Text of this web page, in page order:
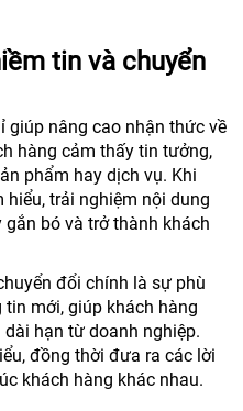
tin và chuyển
giúp nâng cao nhận thức về
hàng cảm thấy tin tưởng,
phẩm hay dịch vụ. Khi
trải nghiệm nội dung
bó và trở thành khách
đổi chính là sự phù
mới, giúp khách hàng
hạn từ doanh nghiệp.
đồng thời đưa ra các lời
khách hàng khác nhau.